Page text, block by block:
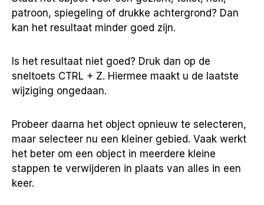
patroon, spiegeling of drukke achtergrond? Dan
kan het resultaat minder goed zijn.
Is het resultaat niet goed? Druk dan op de
sneltoets CTRL + Z. Hiermee maakt u de laatste
wijziging ongedaan.
Probeer daarna het object opnieuw te selecteren,
maar selecteer nu een kleiner gebied. Vaak werkt
het beter om een object in meerdere kleine
stappen te verwijderen in plaats van alles in een
keer.